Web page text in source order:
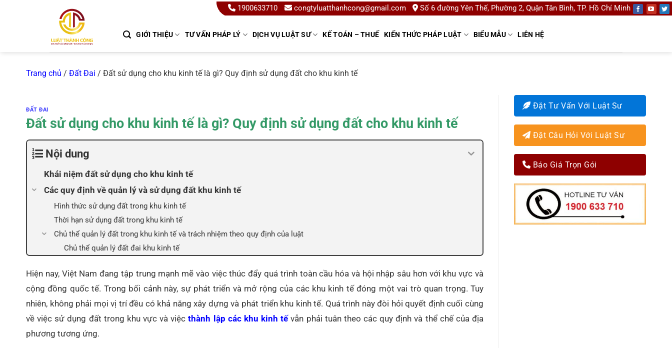
1900633710 congtyluatthanhcong@gmail.com Số 6 đường Yên Thế, Phường 2, Quận Tân Bình, TP. Hồ Chí Minh
GIỚI THIỆU TƯ VẤN PHÁP LÝ DỊCH VỤ LUẬT SƯ KẾ TOÁN – THUẾ KIẾN THỨC PHÁP LUẬT BIỂU MẪU LIÊN HỆ
Trang chủ / Đất Đai / Đất sử dụng cho khu kinh tế là gì? Quy định sử dụng đất cho khu kinh tế
ĐẤT ĐAI
Đất sử dụng cho khu kinh tế là gì? Quy định sử dụng đất cho khu kinh tế
Nội dung
Khái niệm đất sử dụng cho khu kinh tế
Các quy định về quản lý và sử dụng đất khu kinh tế
Hình thức sử dụng đất trong khu kinh tế
Thời hạn sử dụng đất trong khu kinh tế
Chủ thể quản lý đất trong khu kinh tế và trách nhiệm theo quy định của luật
Chủ thể quản lý đất đai khu kinh tế
Hiện nay, Việt Nam đang tập trung mạnh mẽ vào việc thúc đẩy quá trình toàn cầu hóa và hội nhập sâu hơn với khu vực và
cộng đồng quốc tế. Trong bối cảnh này, sự phát triển và mở rộng của các khu kinh tế đóng một vai trò quan trọng. Tuy
nhiên, không phải mọi vị trí đều có khả năng xây dựng và phát triển khu kinh tế. Quá trình này đòi hỏi quyết định cuối cùng
về việc sử dụng đất trong khu vực và việcthành lập các khu kinh tếvẫn phải tuân theo các quy định và thể chế của địa
phương tương ứng.
Đặt Tư Vấn Với Luật Sư
Đặt Câu Hỏi Với Luật Sư
Báo Giá Trọn Gói